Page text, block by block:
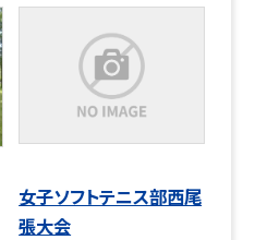
女子ソフトテニス部西尾
張大会